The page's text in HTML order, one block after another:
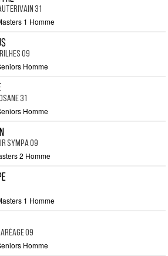
31
1 Homme
09
Homme
31
Homme
Sympa 09
2 Homme
1 Homme
09
Homme